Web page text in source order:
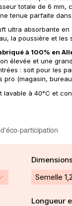
totale de 6 mm,
tenue parfaite dans
ultra absorbante en
la poussière et les
à 100% en
élevée et une
: soit pour les
pro (magasin,
lavable à 40°C et
participation
Longueur